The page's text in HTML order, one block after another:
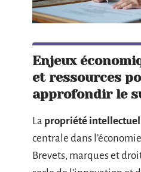
Enjeux
et ressources
approfondir le
La propriété
centrale dans
Brevets, marques et